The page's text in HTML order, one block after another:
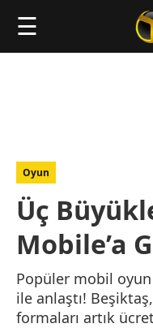
☰
Oyun
Üç
Mobile’a
Popüler mobil oyun
ile anlaştı!
formaları artık